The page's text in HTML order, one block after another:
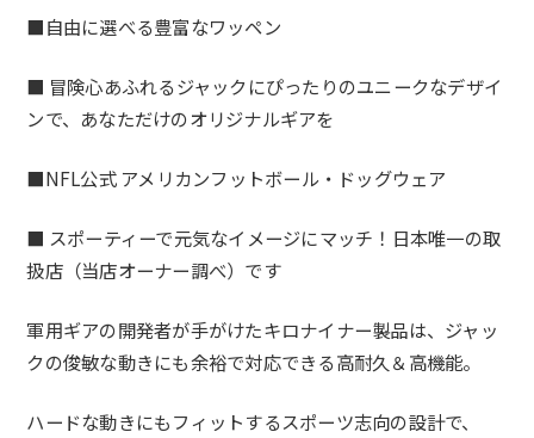
■自由に選べる豊富なワッペン
■ 冒険心あふれるジャックにぴったりのユニークなデザイ
ンで、あなただけのオリジナルギアを
■NFL公式 アメリカンフットボール・ドッグウェア
■ スポーティーで元気なイメージにマッチ！日本唯一の取
扱店（当店オーナー調べ）です
軍用ギアの開発者が手がけたキロナイナー製品は、ジャッ
クの俊敏な動きにも余裕で対応できる高耐久＆高機能。
ハードな動きにもフィットするスポーツ志向の設計で、